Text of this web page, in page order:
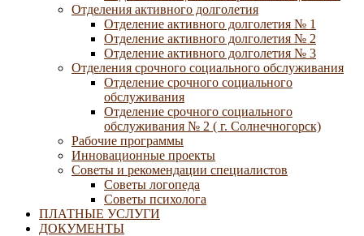
Отделения активного долголетия
Отделение активного долголетия № 1
Отделение активного долголетия № 2
Отделение активного долголетия № 3
Отделения срочного социального обслуживания
Отделение срочного социального
обслуживания
Отделение срочного социального
обслуживания № 2 ( г. Солнечногорск)
Рабочие программы
Инновационные проекты
Советы и рекомендации специалистов
Советы логопеда
Советы психолога
ПЛАТНЫЕ УСЛУГИ
ДОКУМЕНТЫ